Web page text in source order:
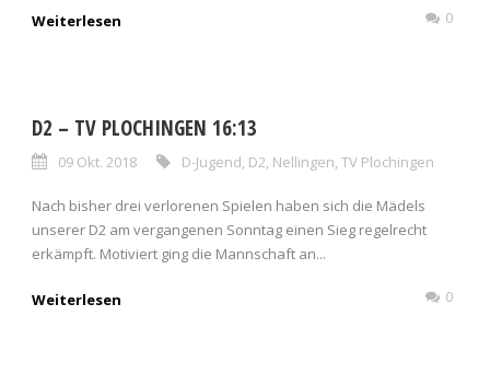
Weiterlesen 0
D2 – TV PLOCHINGEN 16:13
09 Okt. 2018 D-Jugend D2 Nellingen TV Plochingen
Nach bisher drei verlorenen Spielen haben sich die Mädels
unserer D2 am vergangenen Sonntag einen Sieg regelrecht
erkämpft. Motiviert ging die Mannschaft an...
Weiterlesen 0